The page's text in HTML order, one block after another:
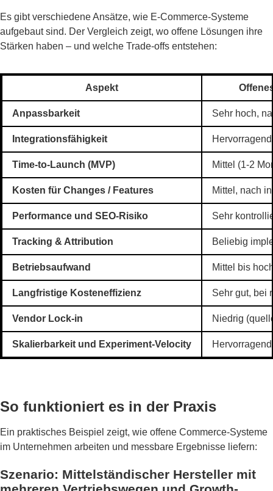
Es gibt verschiedene Ansätze, wie E-Commerce-Systeme
aufgebaut sind. Der Vergleich zeigt, wo offene Lösungen ihre
Stärken haben – und welche Trade-offs entstehen:
Aspekt
Anpassbarkeit Sehr hoch,
Integrationsfähigkeit
Time-to-Launch (MVP) Mittel (1-2
Kosten für Changes / Features Mittel, nach
Performance und SEO-Risiko Sehr
Tracking & Attribution Beliebig
Betriebsaufwand Mittel bis
Langfristige Kosteneffizienz Sehr gut, bei
Vendor Lock-in Niedrig
Skalierbarkeit und Experiment-Velocity
So funktioniert es in der Praxis
Ein praktisches Beispiel zeigt, wie offene Commerce-Systeme
im Unternehmen arbeiten und messbare Ergebnisse liefern:
Szenario: Mittelständischer Hersteller mit